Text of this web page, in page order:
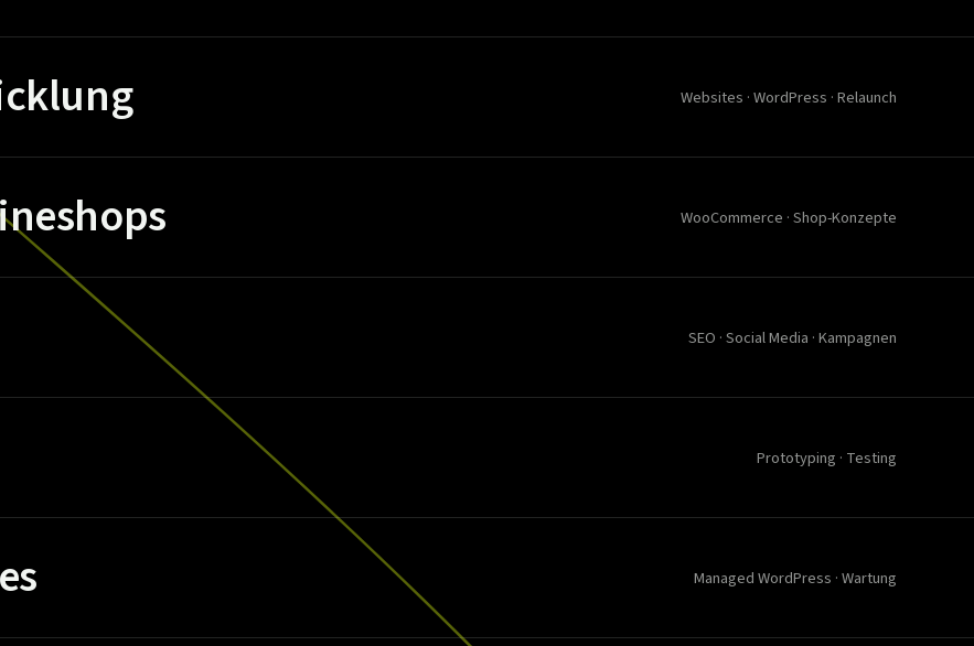
Websites · WordPress · Relaunch
WooCommerce · Shop-Konzepte
SEO · Social Media · Kampagnen
Prototyping · Testing
Managed WordPress · Wartung